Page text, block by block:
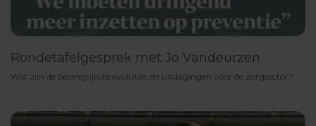
Rondetafelgesprek met Jo Vandeurzen
Wat zijn de belangrijkste evoluties en uitdagingen voor de zorgsector?